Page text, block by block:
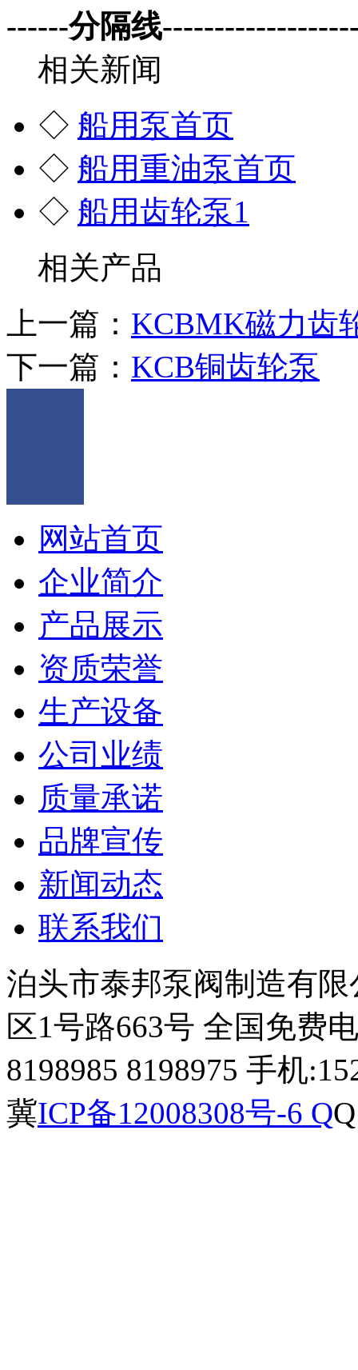
------分隔线
相关新闻
◇ 船用泵首页
◇ 船用重油泵首页
◇ 船用齿轮泵1
相关产品
上一篇： KCBMK磁力齿
下一篇： KCB铜齿轮泵
网站首页
企业简介
产品展示
资质荣誉
生产设备
公司业绩
质量承诺
品牌宣传
新闻动态
联系我们
泊头市泰邦泵阀制造有
区1号路663号 全国免费
8198985 8198975 手机
冀ICP备12008308号-6 Q